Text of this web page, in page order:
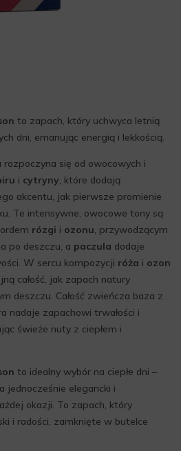
to zapach, który uchwyca letnią
dni, emanując energią i lekkością.
rozpoczyna się od owocowych i
i cytryny, które dodają
akcentu, jak pierwsze promienie
Te intensywne, owocowe tony są
rózgi i ozonu, przywodzącym
po deszczu, a paczula dodaje
W sercu kompozycji róża i ozon
całość, jak zapach natury
deszczu. Całość zwieńcza baza z
nadaje zapachowi trwałości i
świeże nuty z ciepłem i
to idealny wybór na ciepłe dni –
jednocześnie elegancki i
okazji. To zapach, który
i radości, zamknięte w butelce